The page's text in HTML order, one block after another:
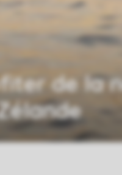
de la